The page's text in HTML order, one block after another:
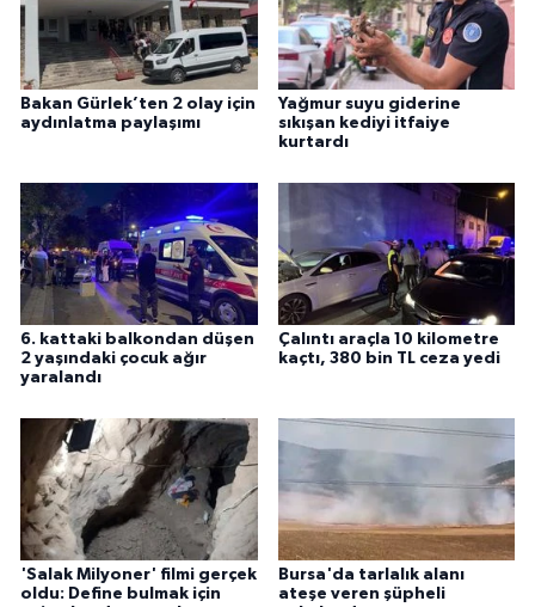
Bakan Gürlek’ten 2 olay için
aydınlatma paylaşımı
Yağmur suyu giderine
sıkışan kediyi itfaiye
kurtardı
6. kattaki balkondan düşen
2 yaşındaki çocuk ağır
yaralandı
Çalıntı araçla 10 kilometre
kaçtı, 380 bin TL ceza yedi
'Salak Milyoner' filmi gerçek
oldu: Define bulmak için
Bursa'da tarlalık alanı
ateşe veren şüpheli